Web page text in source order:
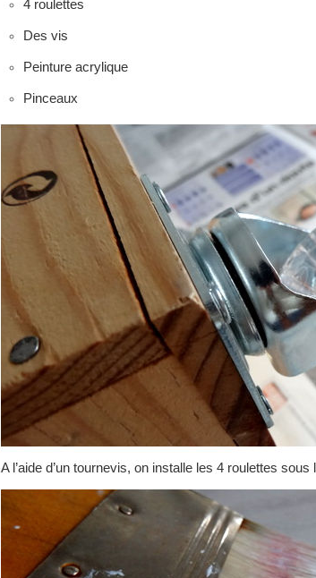
4 roulettes
Des vis
Peinture acrylique
Pinceaux
A l’aide d’un tournevis, on installe les 4 roulettes